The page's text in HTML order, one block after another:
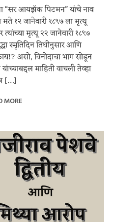
“सर आयझॅक पिटमन” यांचे नाव
१२ जानेवारी १८९७ ला मृत्यू
मृत्यू २२ जानेवारी १८९७
स्मृतिदिन तिथीनुसार आणि
असो, विनोदाचा भाग सोडून
माहिती वाचली तेव्हा
[…]
MORE